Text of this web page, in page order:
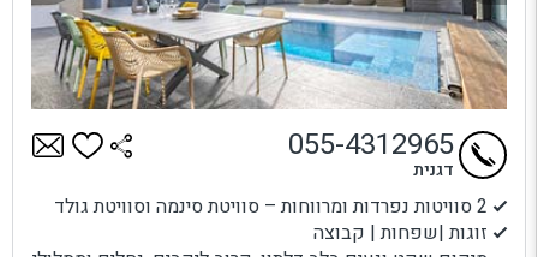
2 סוויטות נפרדות ומרווחות – סוויטת סינמה וסוויטת גולד
זוגות |שפחות | קבוצה
055-4312965
דגנית